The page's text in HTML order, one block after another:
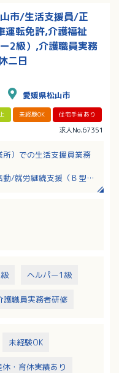
山市/生活支援員/正
運転免許,介護福祉
2級）,介護職員実務
二日
愛媛県松山市
未経験OK 住宅手当あり
求人No.67351
）での生活支援員業務
/就労継続支援（Ｂ型）
ヘルパー1級
護職員実務者研修
未経験OK
休・育休実績あり